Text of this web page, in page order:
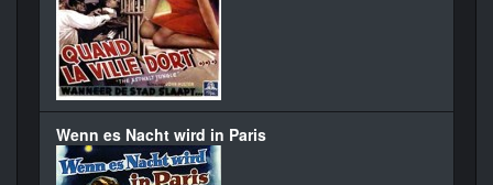
Wenn es Nacht wird in Paris